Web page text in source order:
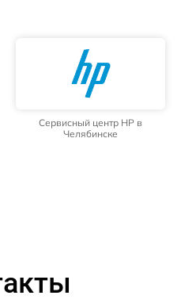
Сервисный центр HP в
Челябинске